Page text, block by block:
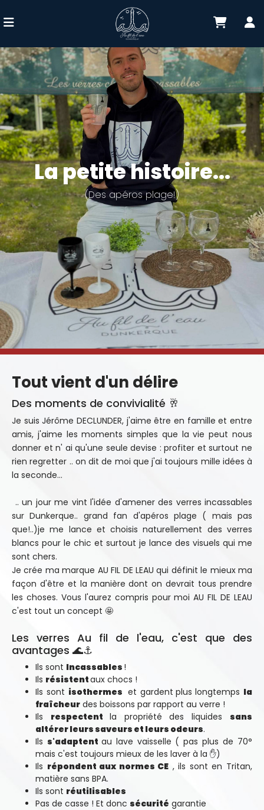
La petite histoire...
(Des apéros plage!)
Tout vient d'un délire
Des moments de convivialité 🥂
Je suis Jérôme DECLUNDER, j'aime être en famille et entre
amis, j'aime les moments simples que la vie peut nous
donner et n' ai qu'une seule devise : profiter et surtout ne
rien regretter .. on dit de moi que j'ai toujours mille idées à
la seconde...
.. un jour me vint l'idée d'amener des verres incassables
sur Dunkerque.. grand fan d'apéros plage ( mais pas
que!..)je me lance et choisis naturellement des verres
blancs pour le chic et surtout je lance des visuels qui me
sont chers.
Je crée ma marque AU FIL DE LEAU qui définit le mieux ma
façon d'être et la manière dont on devrait tous prendre
les choses. Vous l'aurez compris pour moi AU FIL DE LEAU
c'est tout un concept 🤩
Les verres Au fil de l'eau, c'est que des
avantages 🌊⚓
Ils sont Incassables !
Ils résistentaux chocs !
Ils sont isothermes et gardent plus longtemps la
fraîcheur des boissons par rapport au verre !
Ils respectent la propriété des liquidessans
altérer leurs saveurs et leurs odeurs.
Ils s'adaptent au lave vaisselle ( pas plus de 70°
mais c'est toujours mieux de les laver à la ✋)
Ils répondent aux normes CE , ils sont en Tritan,
matière sans BPA.
Ils sont réutilisables
Pas de casse ! Et donc sécurité garantie